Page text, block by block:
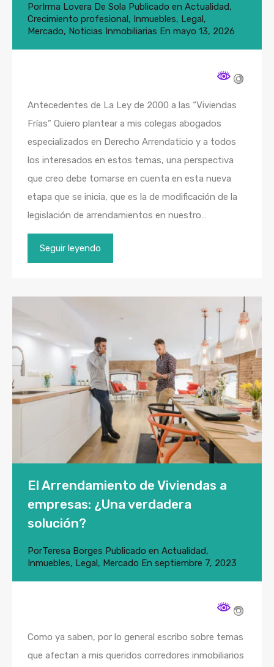
PorIrma Lovera De Sola Publicado en Actualidad,
Crecimiento profesional, Inmuebles, Legal,
Mercado, Noticias Inmobiliarias En mayo 13, 2026
Antecedentes de La Ley de 2000 a las “Viviendas
Frías” Quiero plantear a mis colegas abogados
especializados en Derecho Arrendaticio y a todos
los interesados en estos temas, una perspectiva
que creo debe tomarse en cuenta en esta nueva
etapa que se inicia, que es la de modificación de la
legislación de arrendamientos en nuestro…
Seguir leyendo
El Arrendamiento de Viviendas a
empresas: ¿Una verdadera
solución?
PorTeresa Borges Publicado en Actualidad,
Inmuebles, Legal, Mercado En septiembre 7, 2023
Como ya saben, por lo general escribo sobre temas
que afectan a mis queridos corredores inmobiliarios